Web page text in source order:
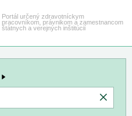
Portál určený zdravotníckym
pracovníkom, právnikom a zamestnancom
štátnych a verejných inštitúcií